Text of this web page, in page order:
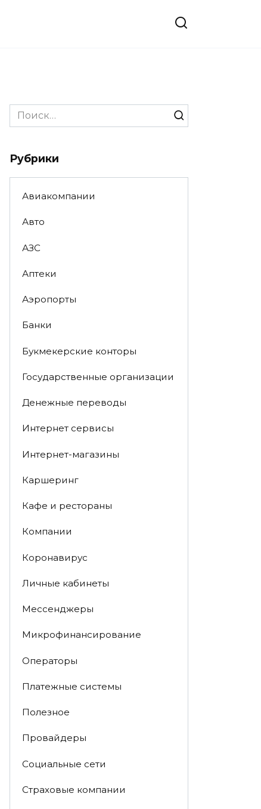
Search
for:
Рубрики
Авиакомпании
Авто
АЗС
Аптеки
Аэропорты
Банки
Букмекерские конторы
Государственные организации
Денежные переводы
Интернет сервисы
Интернет-магазины
Каршеринг
Кафе и рестораны
Компании
Коронавирус
Личные кабинеты
Мессенджеры
Микрофинансирование
Операторы
Платежные системы
Полезное
Провайдеры
Социальные сети
Страховые компании